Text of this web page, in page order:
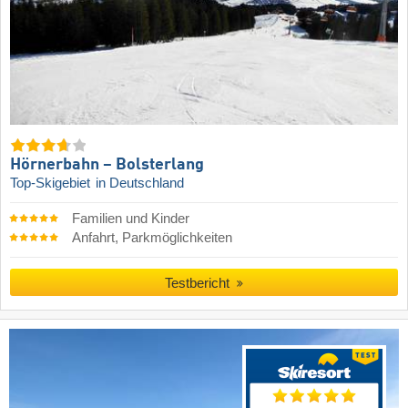
Hörnerbahn – Bolsterlang
Top-Skigebiet in Deutschland
Familien und Kinder
Anfahrt, Parkmöglichkeiten
Testbericht